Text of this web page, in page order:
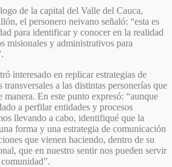
de la capital del Valle del Cauca,
el personero neivano señaló: “esta es
para identificar y conocer en la realidad
misionales y administrativos para
interesado en replicar estrategias de
a las distintas personerías que
manera. En este punto expresó: “aunque
a perfilar entidades y procesos
llevando a cabo, identifiqué que la
forma y una estrategia de comunicación
que vienen haciendo, dentro de su
que en nuestro sentir nos pueden servir